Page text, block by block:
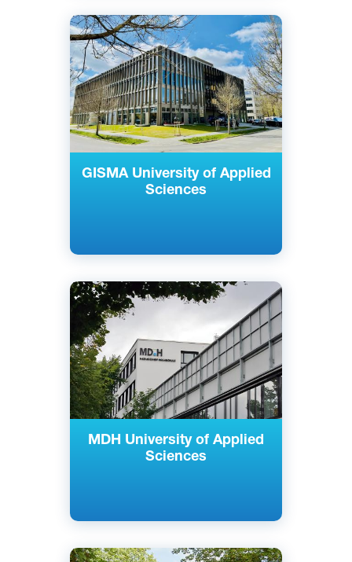
GISMA University of Applied
Sciences
Английский
Немецкий
Берлин, Потсдам, Германия
Частный
MDH University of Applied
Sciences
Английский
Немецкий
Берлин, Дюссельдорф, Мюнхен,
Германия
Частный
Английский